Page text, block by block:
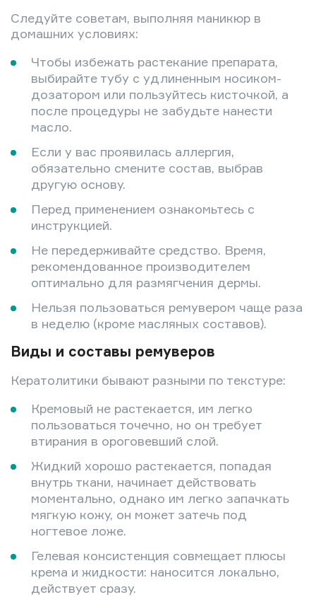
Следуйте советам, выполняя маникюр в
домашних условиях:
Чтобы избежать растекание препарата,
выбирайте тубу с удлиненным носиком-
дозатором или пользуйтесь кисточкой, а
после процедуры не забудьте нанести
масло.
Если у вас проявилась аллергия,
обязательно смените состав, выбрав
другую основу.
Перед применением ознакомьтесь с
инструкцией.
Не передерживайте средство. Время,
рекомендованное производителем
оптимально для размягчения дермы.
Нельзя пользоваться ремувером чаще раза
в неделю (кроме масляных составов).
Виды и составы ремуверов
Кератолитики бывают разными по текстуре:
Кремовый не растекается, им легко
пользоваться точечно, но он требует
втирания в ороговевший слой.
Жидкий хорошо растекается, попадая
внутрь ткани, начинает действовать
моментально, однако им легко запачкать
мягкую кожу, он может затечь под
ногтевое ложе.
Гелевая консистенция совмещает плюсы
крема и жидкости: наносится локально,
действует сразу.